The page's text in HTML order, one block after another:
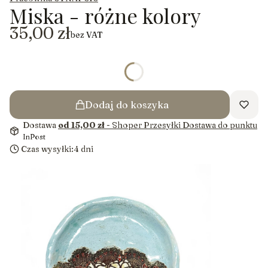
Miska - różne kolory
Cena
35,00 złbez VAT
Dodaj do koszyka
Dostawa od 15,00 zł - Shoper Przesyłki Dostawa do punktu
InPost
Czas wysyłki:4 dni